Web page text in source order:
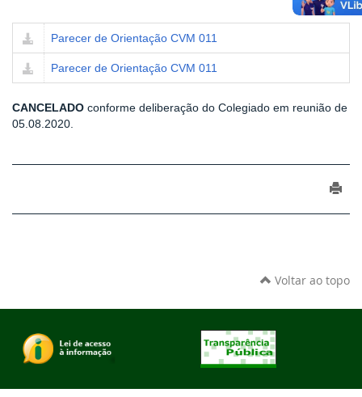
Parecer de Orientação CVM 011
Parecer de Orientação CVM 011
CANCELADO conforme deliberação do Colegiado em reunião de
05.08.2020.
Voltar ao topo